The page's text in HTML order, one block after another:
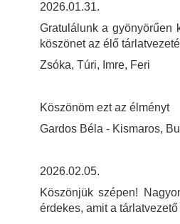
2026.01.31.
Gratulálunk a gyönyörűen
köszönet az élő
Zsóka, Túri, Imre, Feri
Köszönöm ezt az élményt
Gardos Béla - Kismaros,
2026.02.05.
Köszönjük szépen!
érdekes, amit a